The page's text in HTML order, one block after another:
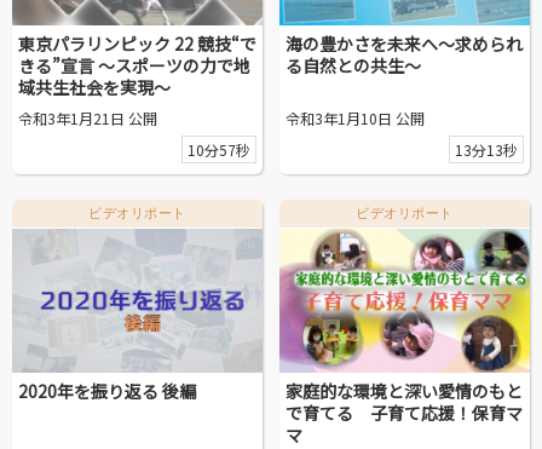
#えど推し
江戸川区でともに暮らそう / Living Together in Edogaw
a City
おうちで動画
Everyone's SDGs ～17のゴールを目指して～
ふるさと散歩
東京パラリンピック 22 競技“で
きる”宣言 ～スポーツの力で地
域共生社会を実現～
令和3年1月21日 公開
10分57秒
海の豊かさを未来へ～求められ
る自然との共生～
令和3年1月10日 公開
13分13秒
ビデオリポート
2020年を振り返る 後編
ビデオリポート
家庭的な環境と深い愛情のもと
で育てる 子育て応援！保育マ
マ